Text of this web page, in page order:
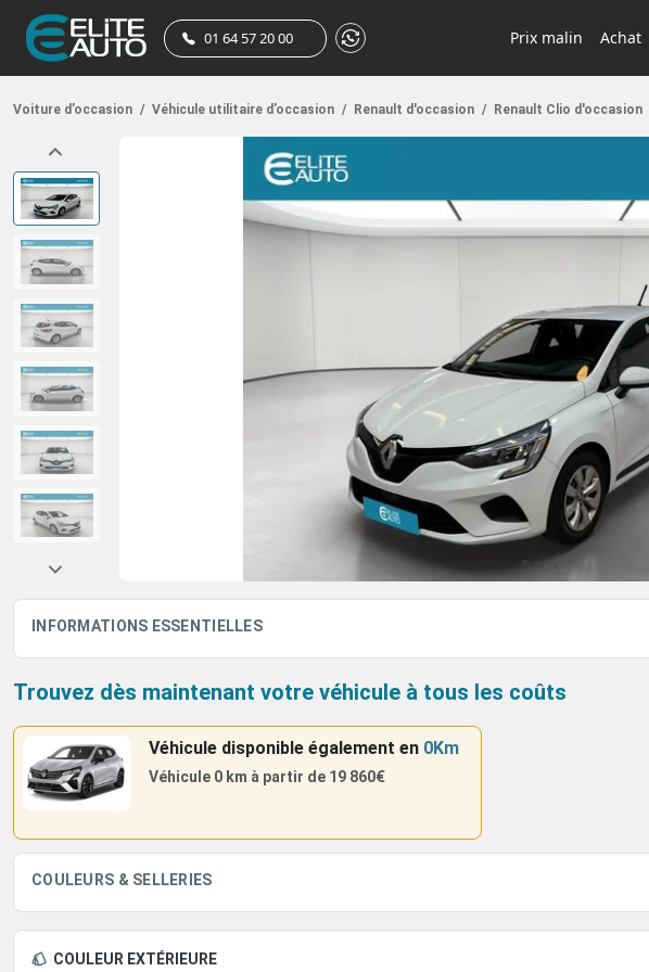
01 64 57 20 00 Prix malin Achat
Voiture d’occasion / Véhicule utilitaire d’occasion / Renault d'occasion / Renault Clio d'occasion
INFORMATIONS ESSENTIELLES
Trouvez dès maintenant votre véhicule à tous les coûts
Véhicule disponible également en 0Km
Véhicule 0 km à partir de 19 860€
COULEURS & SELLERIES
COULEUR EXTÉRIEURE